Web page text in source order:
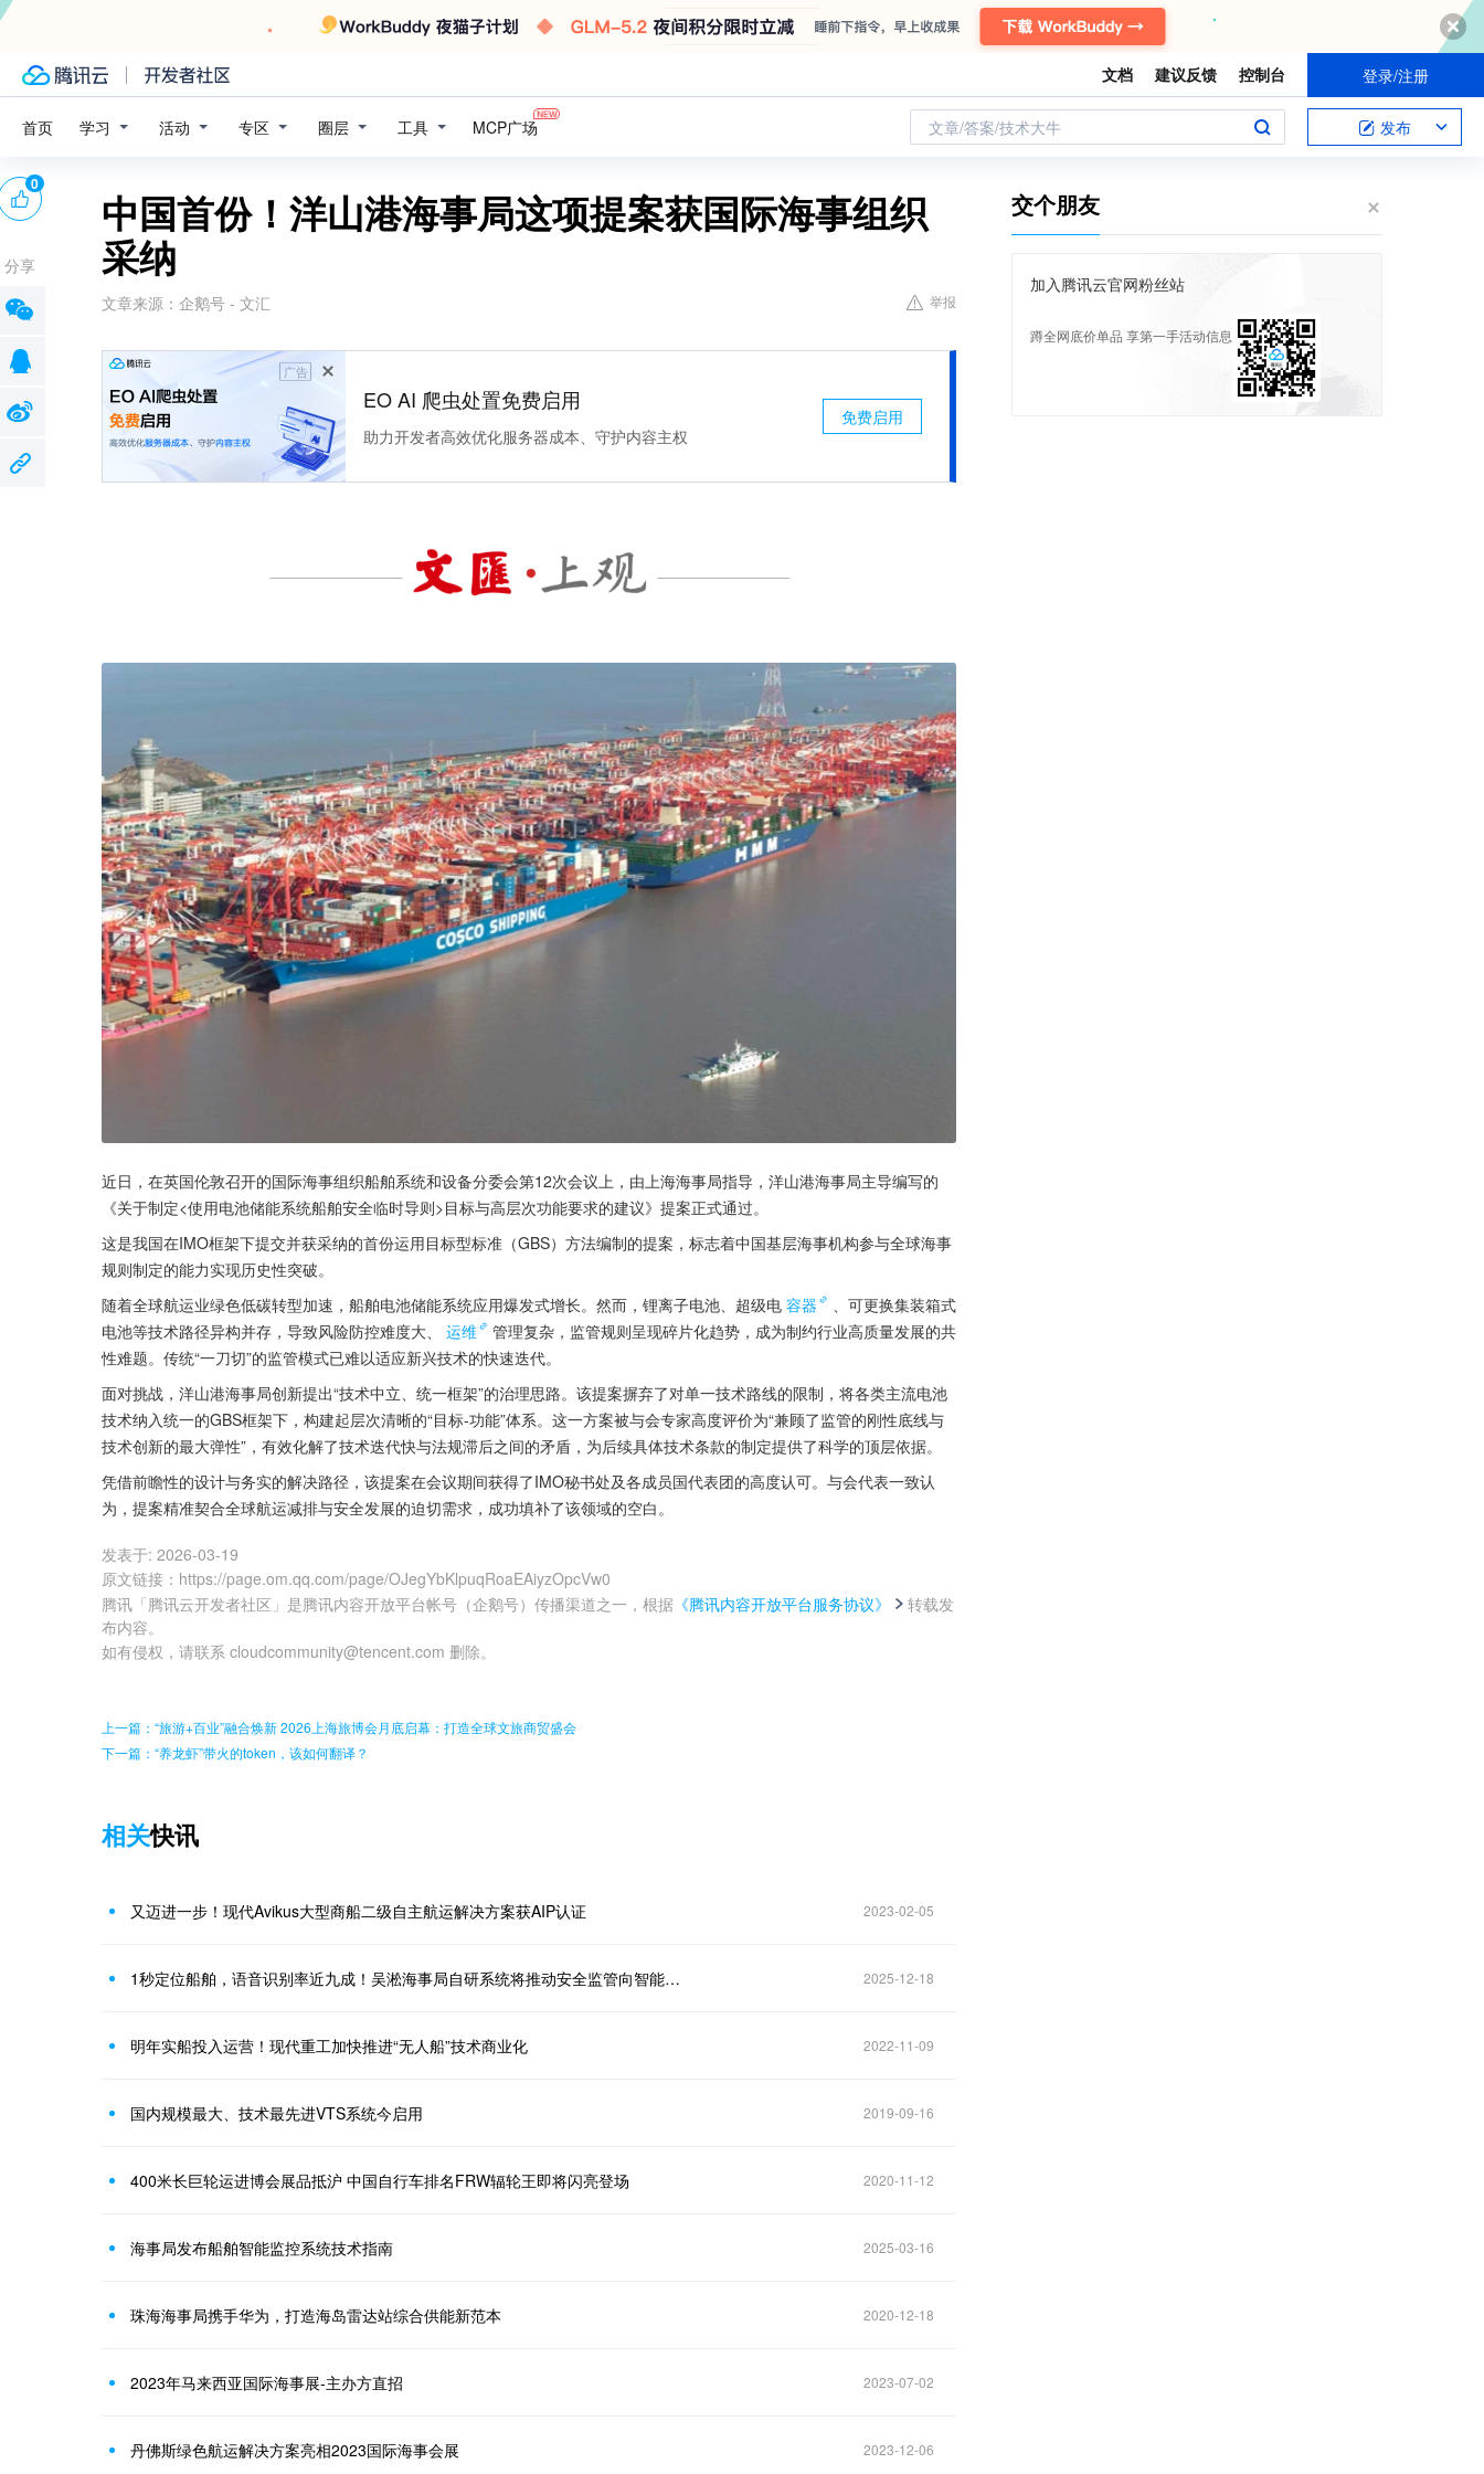
文档 建议反馈 控制台 登录/注册
首页 学习 活动 专区 圈层 工具 MCP广场 文章/答案/技术大牛 发布
中国首份！洋山港海事局这项提案获国际海事组织
采纳
文章来源： 企鹅号 - 文汇 举报
广告
EO AI 爬虫处置免费启用
助力开发者高效优化服务器成本、守护内容主权
免费启用
近日，在英国伦敦召开的国际海事组织船舶系统和设备分委会第12次会议上，由上海海事局指导，洋山港海事局主导编写的
《关于制定<使用电池储能系统船舶安全临时导则>目标与高层次功能要求的建议》提案正式通过。
这是我国在IMO框架下提交并获采纳的首份运用目标型标准（GBS）方法编制的提案，标志着中国基层海事机构参与全球海事
规则制定的能力实现历史性突破。
随着全球航运业绿色低碳转型加速，船舶电池储能系统应用爆发式增长。然而，锂离子电池、超级电 容器
、可更换集装箱式
电池等技术路径异构并存，导致风险防控难度大、
运维
管理复杂，监管规则呈现碎片化趋势，成为制约行业高质量发展的共
性难题。传统“一刀切”的监管模式已难以适应新兴技术的快速迭代。
面对挑战，洋山港海事局创新提出“技术中立、统一框架”的治理思路。该提案摒弃了对单一技术路线的限制，将各类主流电池
技术纳入统一的GBS框架下，构建起层次清晰的“目标-功能”体系。这一方案被与会专家高度评价为“兼顾了监管的刚性底线与
技术创新的最大弹性”，有效化解了技术迭代快与法规滞后之间的矛盾，为后续具体技术条款的制定提供了科学的顶层依据。
凭借前瞻性的设计与务实的解决路径，该提案在会议期间获得了IMO秘书处及各成员国代表团的高度认可。与会代表一致认
为，提案精准契合全球航运减排与安全发展的迫切需求，成功填补了该领域的空白。
发表于: 2026-03-19
原文链接 ： https://page.om.qq.com/page/OJegYbKlpuqRoaEAiyzOpcVw0
腾讯「腾讯云开发者社区」是腾讯内容开放平台帐号（企鹅号）传播渠道之一，根据 《腾讯内容开放平台服务协议》
转载发
布内容。
如有侵权，请联系 cloudcommunity@tencent.com 删除。
0
分享
上一篇：“旅游+百业”融合焕新 2026上海旅博会月底启幕：打造全球文旅商贸盛会
下一篇：“养龙虾”带火的token，该如何翻译？
相关快讯
又迈进一步！现代Avikus大型商船二级自主航运解决方案获AIP认证 2023-02-05
1秒定位船舶，语音识别率近九成！吴淞海事局自研系统将推动安全监管向智能化迈进 2025-12-18
明年实船投入运营！现代重工加快推进“无人船”技术商业化 2022-11-09
国内规模最大、技术最先进VTS系统今启用 2019-09-16
400米长巨轮运进博会展品抵沪 中国自行车排名FRW辐轮王即将闪亮登场 2020-11-12
海事局发布船舶智能监控系统技术指南 2025-03-16
珠海海事局携手华为，打造海岛雷达站综合供能新范本 2020-12-18
2023年马来西亚国际海事展-主办方直招 2023-07-02
丹佛斯绿色航运解决方案亮相2023国际海事会展 2023-12-06
交个朋友
加入腾讯云官网粉丝站
蹲全网底价单品 享第一手活动信息